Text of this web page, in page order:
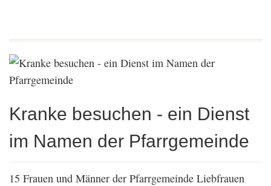
Kranke besuchen - ein Dienst
im Namen der Pfarrgemeinde
15 Frauen und Männer der Pfarrgemeinde Liebfrauen